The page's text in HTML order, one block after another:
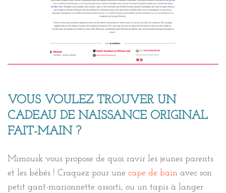
VOUS VOULEZ TROUVER UN
CADEAU DE NAISSANCE ORIGINAL
FAIT-MAIN ?
Mimousk vous propose de quoi ravir les jeunes parents
et les bébés ! Craquez pour une cape de bain avec son
petit gant-marionnette assorti, ou un tapis à langer